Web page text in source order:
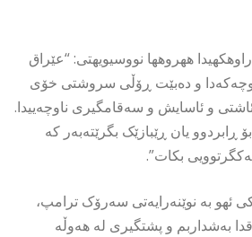
ههروهها نووسیویهتى: “عێراق
و دەبێت ڕۆڵی سروشتی خۆی
و ئاسایش و سەقامگیری ناوچەییدا.
ڕابردوو یان ڕێبازێک بگرێتەبەر کە
بکات”.
ئهو بە نوێنەرایەتی سەرۆک ترامپ،
بەشداربم و پشتگیری لە هەوڵە